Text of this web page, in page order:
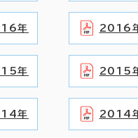
年
年
年
2016
2015
2014